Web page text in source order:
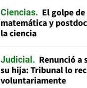
Ciencias
El golpe
matemática y
la ciencia
Judicial
Renunció a
su hija: Tribunal lo
voluntariamente